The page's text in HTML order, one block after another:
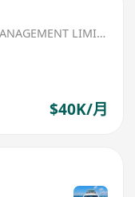
ZING GLOBAL HUMAN RESOURCE MANAGEMENT LIMITED
$40K/月